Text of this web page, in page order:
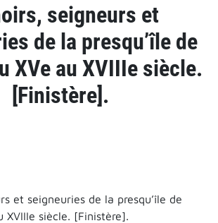
seigneurs et
de la presqu’île de
XVe au XVIIIe siècle.
[Finistère].
et seigneuries de la presqu’île de
XVIIIe siècle. [Finistère].